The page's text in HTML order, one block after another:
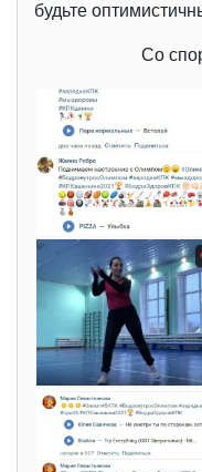
будьте
Со